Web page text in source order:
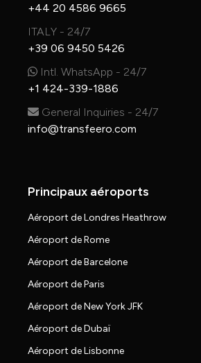
+44 20 4586 9665
ITALY - 24/7
+39 06 9450 5426
Intl. WhatsApp - 24/7
+1 424-339-1886
General Inquiries - 24/7
info@transfeero.com
Principaux aéroports
Aéroport de Londres Heathrow
Aéroport de Rome
Aéroport de Barcelone
Aéroport de Paris
Aéroport de New York JFK
Aéroport de Dubaï
Aéroport de Lisbonne